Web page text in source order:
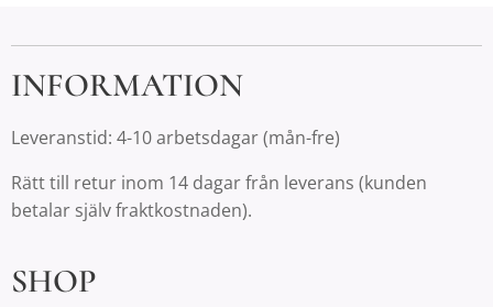
INFORMATION
Leveranstid: 4-10 arbetsdagar (mån-fre)
Rätt till retur inom 14 dagar från leverans (kunden
betalar själv fraktkostnaden).
SHOP